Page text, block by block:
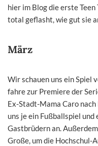
hier im Blog die erste
total geflasht, wie gut sie
März
Wir schauen uns ein Spiel
fahre zur Premiere der
Ex-Stadt-Mama Caro
uns je ein Fußballspiel
Gastbrüdern an.
Große, um die Hochschul-